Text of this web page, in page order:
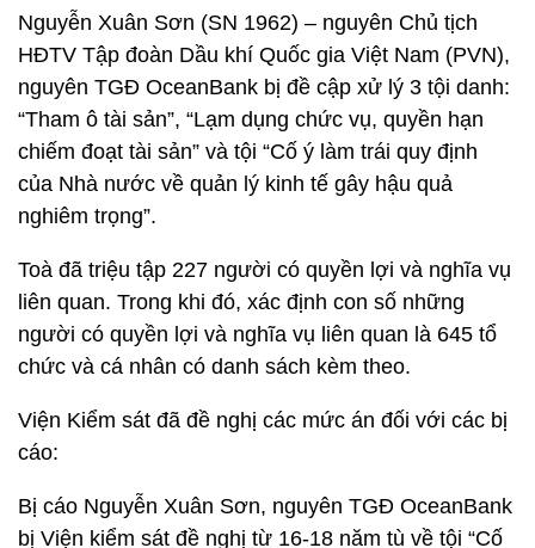
Nguyễn Xuân Sơn (SN 1962) – nguyên Chủ tịch
HĐTV Tập đoàn Dầu khí Quốc gia Việt Nam (PVN),
nguyên TGĐ OceanBank bị đề cập xử lý 3 tội danh:
“Tham ô tài sản”, “Lạm dụng chức vụ, quyền hạn
chiếm đoạt tài sản” và tội “Cố ý làm trái quy định
của Nhà nước về quản lý kinh tế gây hậu quả
nghiêm trọng”.
Toà đã triệu tập 227 người có quyền lợi và nghĩa vụ
liên quan. Trong khi đó, xác định con số những
người có quyền lợi và nghĩa vụ liên quan là 645 tổ
chức và cá nhân có danh sách kèm theo.
Viện Kiểm sát đã đề nghị các mức án đối với các bị
cáo:
Bị cáo Nguyễn Xuân Sơn, nguyên TGĐ OceanBank
bị Viện kiểm sát đề nghị từ 16-18 năm tù về tội “Cố